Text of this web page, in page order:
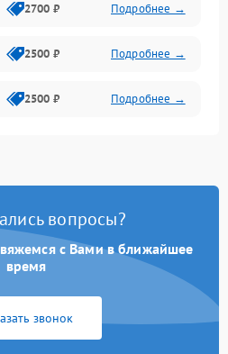
2700 ₽ Подробнее →
2500 ₽ Подробнее →
2500 ₽ Подробнее →
вопросы?
с Вами в ближайшее
время
звонок